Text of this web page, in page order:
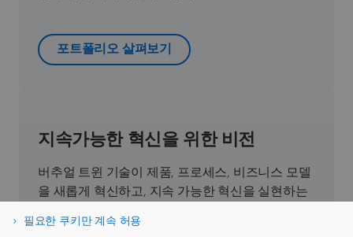
포트폴리오 살펴보기
지속가능한 혁신을 위한 비전
버추얼 트윈 기술이 제품, 프로세스, 비즈니스 모델
을 새롭게 혁신하고, 지속 가능한 혁신을 실현하는
필요한 쿠키만 계속 허용